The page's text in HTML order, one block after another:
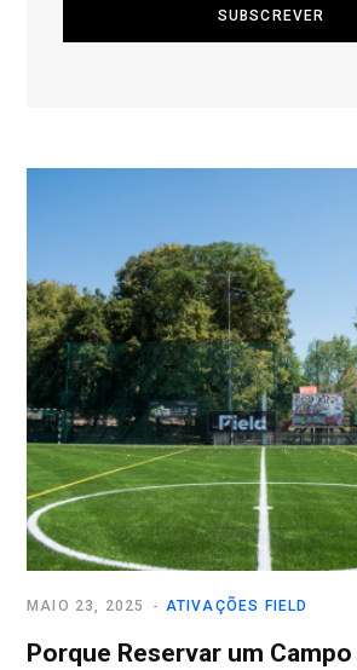
ATIVAÇÕES FIELD
MAIO 23, 2025
Porque Reservar um Campo